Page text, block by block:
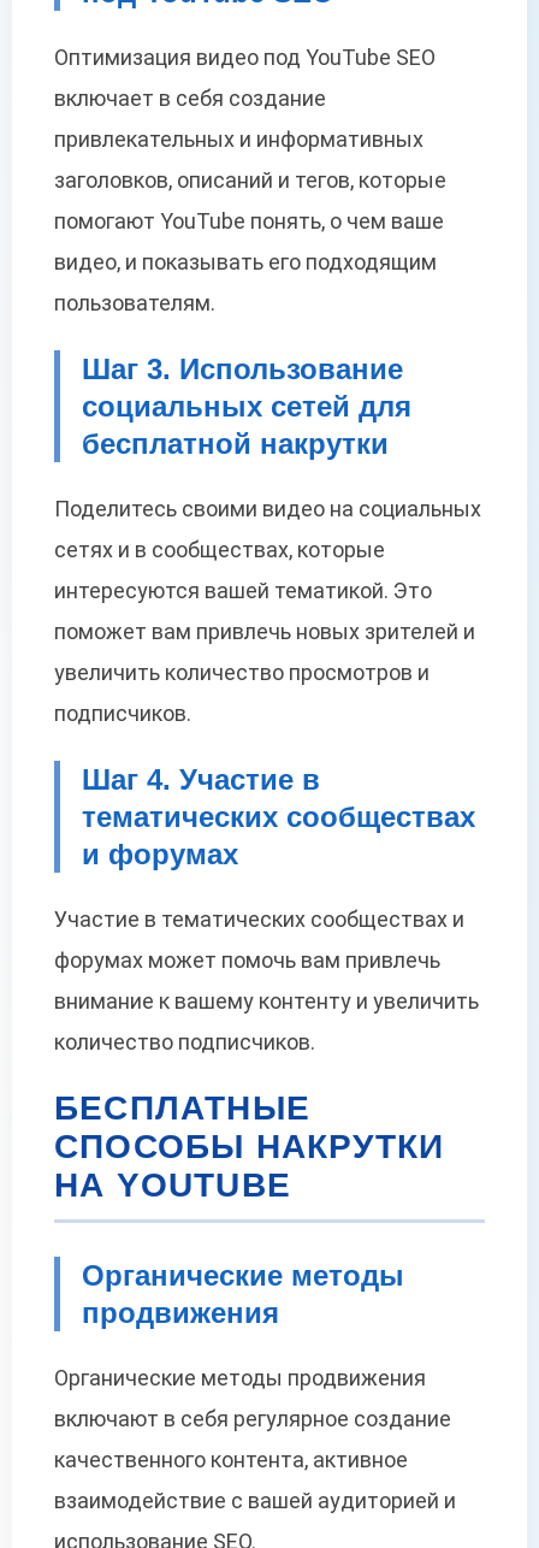
Оптимизация видео под YouTube SEO
включает в себя создание
привлекательных и информативных
заголовков, описаний и тегов, которые
помогают YouTube понять, о чем ваше
видео, и показывать его подходящим
пользователям.
Шаг 3. Использование
социальных сетей для
бесплатной накрутки
Поделитесь своими видео на социальных
сетях и в сообществах, которые
интересуются вашей тематикой. Это
поможет вам привлечь новых зрителей и
увеличить количество просмотров и
подписчиков.
Шаг 4. Участие в
тематических сообществах
и форумах
Участие в тематических сообществах и
форумах может помочь вам привлечь
внимание к вашему контенту и увеличить
количество подписчиков.
БЕСПЛАТНЫЕ
СПОСОБЫ НАКРУТКИ
НА YOUTUBE
Органические методы
продвижения
Органические методы продвижения
включают в себя регулярное создание
качественного контента, активное
взаимодействие с вашей аудиторией и
использование SEO.